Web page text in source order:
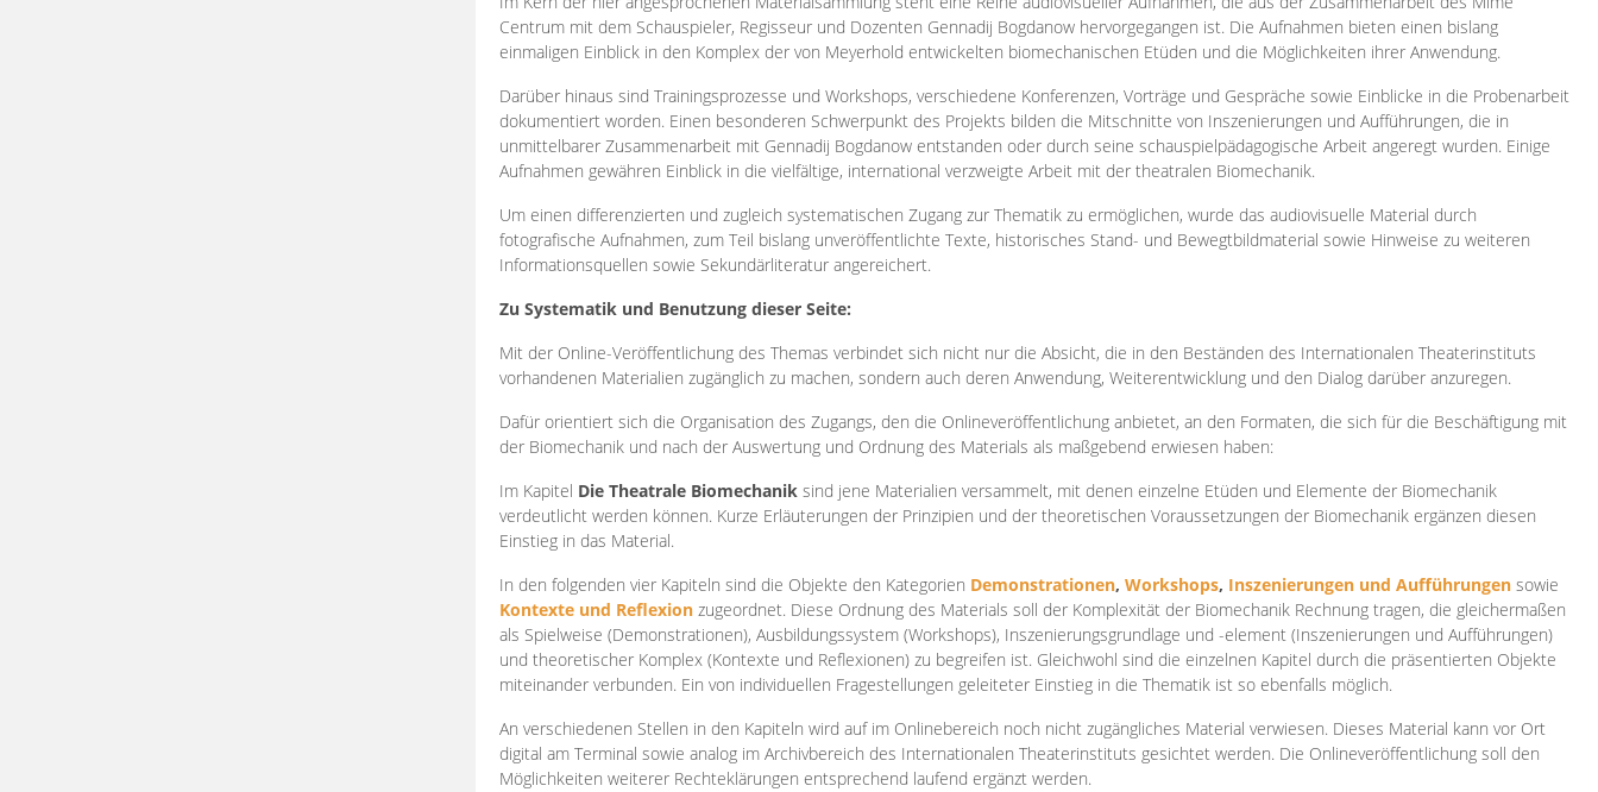
Centrum mit dem Schauspieler, Regisseur und Dozenten Gennadij Bogdanow hervorgegangen ist. Die Aufnahmen bieten einen bislang
einmaligen Einblick in den Komplex der von Meyerhold entwickelten biomechanischen Etüden und die Möglichkeiten ihrer Anwendung.
Darüber hinaus sind Trainingsprozesse und Workshops, verschiedene Konferenzen, Vorträge und Gespräche sowie Einblicke in die Probenarbeit
dokumentiert worden. Einen besonderen Schwerpunkt des Projekts bilden die Mitschnitte von Inszenierungen und Aufführungen, die in
unmittelbarer Zusammenarbeit mit Gennadij Bogdanow entstanden oder durch seine schauspielpädagogische Arbeit angeregt wurden. Einige
Aufnahmen gewähren Einblick in die vielfältige, international verzweigte Arbeit mit der theatralen Biomechanik.
Um einen differenzierten und zugleich systematischen Zugang zur Thematik zu ermöglichen, wurde das audiovisuelle Material durch
fotografische Aufnahmen, zum Teil bislang unveröffentlichte Texte, historisches Stand- und Bewegtbildmaterial sowie Hinweise zu weiteren
Informationsquellen sowie Sekundärliteratur angereichert.
Zu Systematik und Benutzung dieser Seite:
Mit der Online-Veröffentlichung des Themas verbindet sich nicht nur die Absicht, die in den Beständen des Internationalen Theaterinstituts
vorhandenen Materialien zugänglich zu machen, sondern auch deren Anwendung, Weiterentwicklung und den Dialog darüber anzuregen.
Dafür orientiert sich die Organisation des Zugangs, den die Onlineveröffentlichung anbietet, an den Formaten, die sich für die Beschäftigung mit
der Biomechanik und nach der Auswertung und Ordnung des Materials als maßgebend erwiesen haben:
Im Kapitel Die Theatrale Biomechanik sind jene Materialien versammelt, mit denen einzelne Etüden und Elemente der Biomechanik
verdeutlicht werden können. Kurze Erläuterungen der Prinzipien und der theoretischen Voraussetzungen der Biomechanik ergänzen diesen
Einstieg in das Material.
In den folgenden vier Kapiteln sind die Objekte den Kategorien Demonstrationen, Workshops, Inszenierungen und Aufführungen sowie
Kontexte und Reflexion zugeordnet. Diese Ordnung des Materials soll der Komplexität der Biomechanik Rechnung tragen, die gleichermaßen
als Spielweise (Demonstrationen), Ausbildungssystem (Workshops), Inszenierungsgrundlage und -element (Inszenierungen und Aufführungen)
und theoretischer Komplex (Kontexte und Reflexionen) zu begreifen ist. Gleichwohl sind die einzelnen Kapitel durch die präsentierten Objekte
miteinander verbunden. Ein von individuellen Fragestellungen geleiteter Einstieg in die Thematik ist so ebenfalls möglich.
An verschiedenen Stellen in den Kapiteln wird auf im Onlinebereich noch nicht zugängliches Material verwiesen. Dieses Material kann vor Ort
digital am Terminal sowie analog im Archivbereich des Internationalen Theaterinstituts gesichtet werden. Die Onlineveröffentlichung soll den
Möglichkeiten weiterer Rechteklärungen entsprechend laufend ergänzt werden.